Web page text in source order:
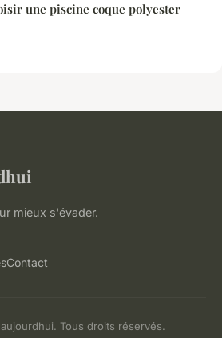
une piscine coque polyester
mieux s'évader.
Contact
Tous droits réservés.